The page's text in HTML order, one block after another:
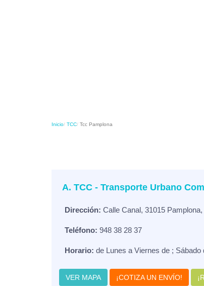
Inicio TCC Tcc Pamplona
A. TCC - Transporte Urbano
Dirección: Calle Canal, 31015
Teléfono: 948 38 28 37
Horario: de Lunes a Viernes de ; Sábado
VER MAPA ¡COTIZA UN ENVÍO!